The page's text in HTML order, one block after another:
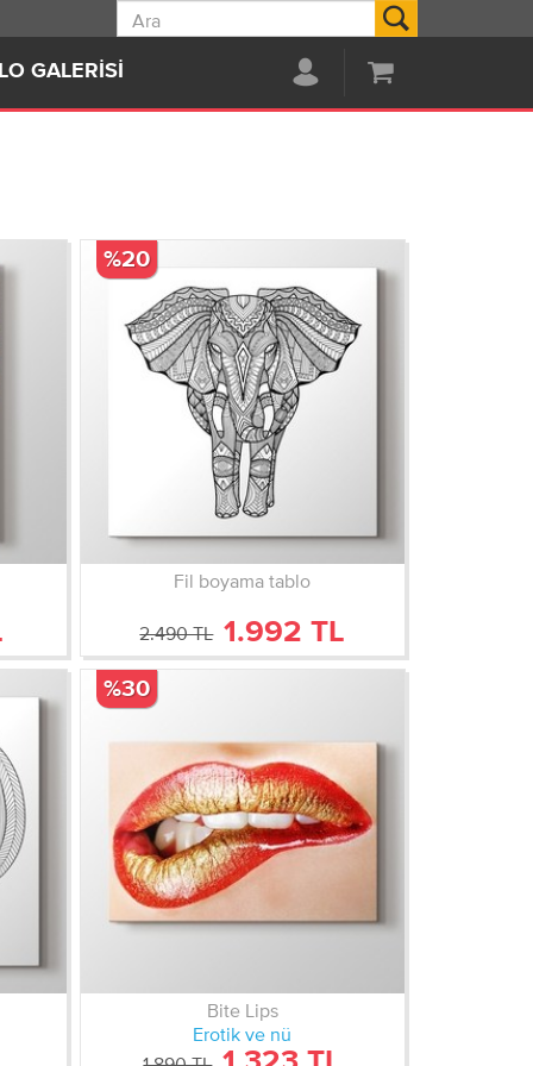
GALERISI
Fil boyama tablo
2.490 TL 1.992 TL
%20
Bite Lips
Erotik ve nü
%30